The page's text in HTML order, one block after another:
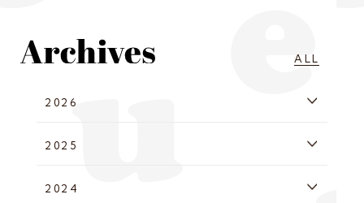
ALL
2026
2025
2024